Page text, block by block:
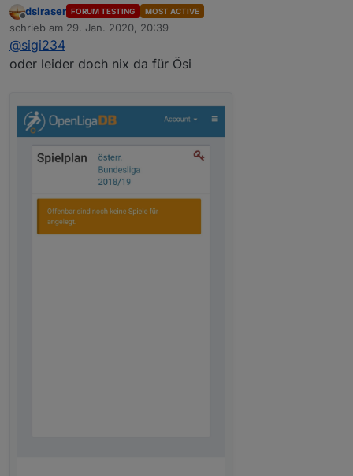
wenn du die daten hast
Welche brauchst du als was?
Offline
dslraser FORUM TESTING MOST ACTIVE
schrieb am 29. Jan. 2020, 20:39
zuletzt editiert von
@sigi234
oder leider doch nix da für Ösi